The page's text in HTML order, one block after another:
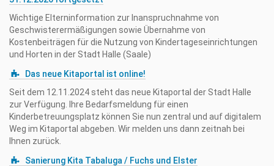
Wichtige Elterninformation zur Inanspruchnahme von
Geschwisterermäßigungen sowie Übernahme von
Kostenbeiträgen für die Nutzung von Kindertageseinrichtungen
und Horten in der Stadt Halle (Saale)
Das neue Kitaportal ist online!
Seit dem 12.11.2024 steht das neue Kitaportal der Stadt Halle
zur Verfügung. Ihre Bedarfsmeldung für einen
Kinderbetreuungsplatz können Sie nun zentral und auf digitalem
Weg im Kitaportal abgeben. Wir melden uns dann zeitnah bei
Ihnen zurück.
Sanierung Kita Tabaluga / Fuchs und Elster